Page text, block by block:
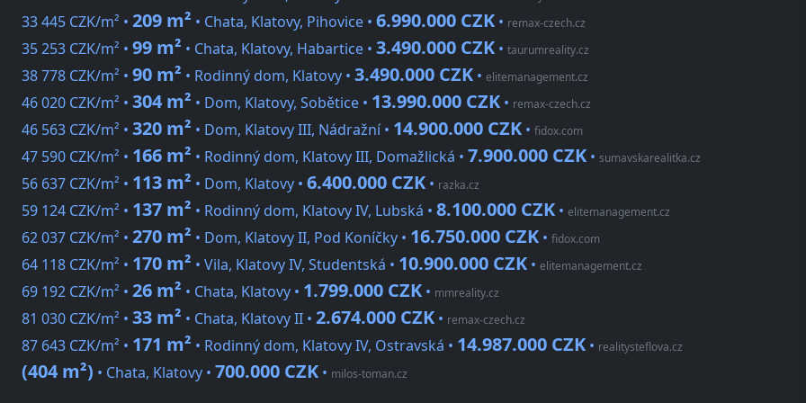
33 445 CZK/m² • 209 m² • Chata, Klatovy, Pihovice • 6.990.000 CZK • remax-czech.cz
35 253 CZK/m² • 99 m² • Chata, Klatovy, Habartice • 3.490.000 CZK • taurumreality.cz
38 778 CZK/m² • 90 m² • Rodinný dom, Klatovy • 3.490.000 CZK • elitemanagement.cz
46 020 CZK/m² • 304 m² • Dom, Klatovy, Sobětice • 13.990.000 CZK • remax-czech.cz
46 563 CZK/m² • 320 m² • Dom, Klatovy III, Nádražní • 14.900.000 CZK • fidox.com
47 590 CZK/m² • 166 m² • Rodinný dom, Klatovy III, Domažlická • 7.900.000 CZK • sumavskarealitka.cz
56 637 CZK/m² • 113 m² • Dom, Klatovy • 6.400.000 CZK • razka.cz
59 124 CZK/m² • 137 m² • Rodinný dom, Klatovy IV, Lubská • 8.100.000 CZK • elitemanagement.cz
62 037 CZK/m² • 270 m² • Dom, Klatovy II, Pod Koníčky • 16.750.000 CZK • fidox.com
64 118 CZK/m² • 170 m² • Vila, Klatovy IV, Studentská • 10.900.000 CZK • elitemanagement.cz
69 192 CZK/m² • 26 m² • Chata, Klatovy • 1.799.000 CZK • mmreality.cz
81 030 CZK/m² • 33 m² • Chata, Klatovy II • 2.674.000 CZK • remax-czech.cz
87 643 CZK/m² • 171 m² • Rodinný dom, Klatovy IV, Ostravská • 14.987.000 CZK • realitysteflova.cz
(404 m²) • Chata, Klatovy • 700.000 CZK • milos-toman.cz